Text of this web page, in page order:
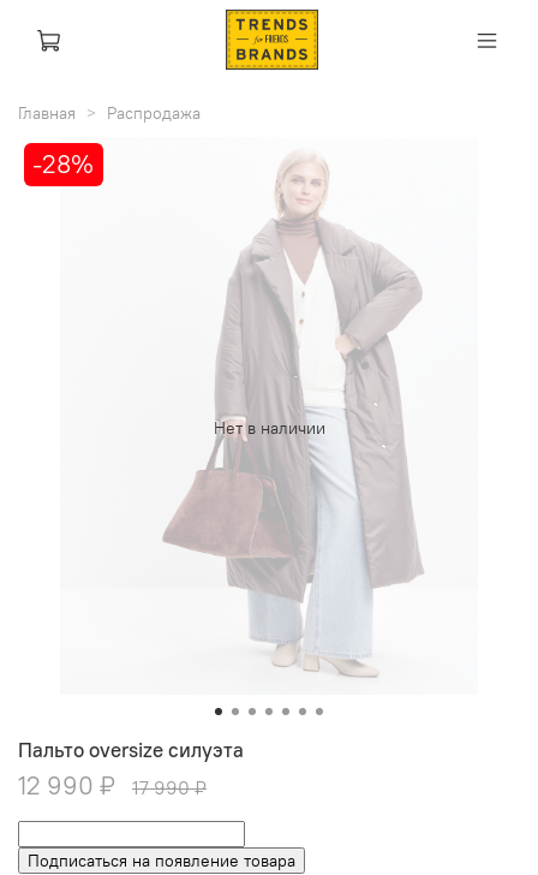
Главная Распродажа
Нет в наличии
-28%
Пальто oversize силуэта
12 990 ₽ 17 990 ₽
Подписаться на появление товара